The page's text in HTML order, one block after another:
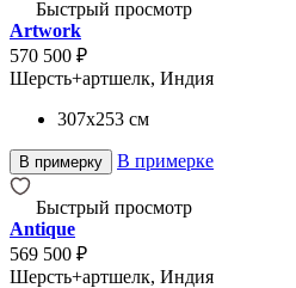
Быстрый просмотр
Artwork
570 500 ₽
Шерсть+артшелк, Индия
307x253 см
В примерку В примерке
Быстрый просмотр
Antique
569 500 ₽
Шерсть+артшелк, Индия